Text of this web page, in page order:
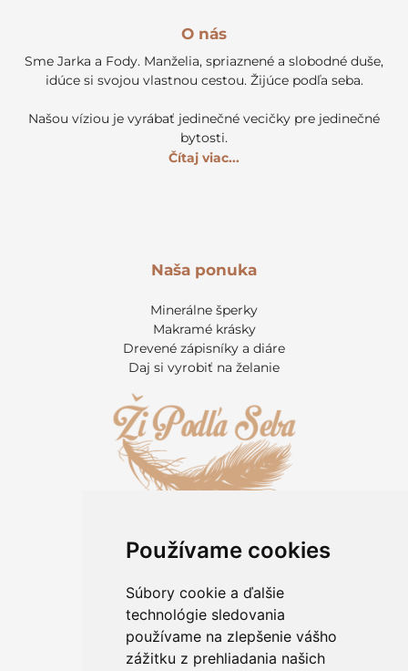
Používame cookies
Súbory cookie a ďalšie
technológie sledovania
používame na zlepšenie vášho
zážitku z prehliadania našich
O nás
Sme Jarka a Fody. Manželia, spriaznené a slobodné duše,
idúce si svojou vlastnou cestou. Žijúce podľa seba.
Našou víziou je vyrábať jedinečné vecičky pre jedinečné
bytosti.
Čítaj viac...
Naša ponuka
Minerálne šperky
Makramé krásky
Drevené zápisníky a diáre
Daj si vyrobiť na želanie
Informácie pre zákazníkov
Kontakt
O kameňoch
Rady a tipy
Obchodné podmienky
Ochrana osobných údajov